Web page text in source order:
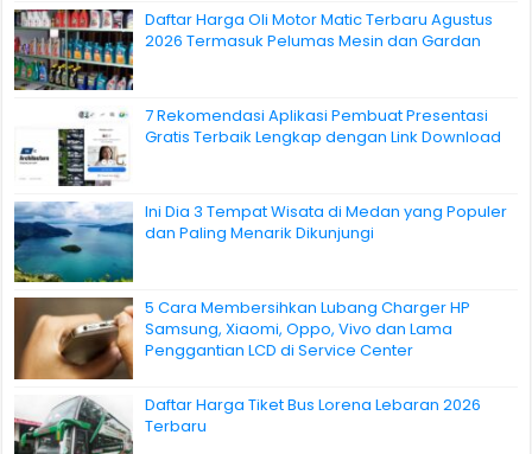
Daftar Harga Oli Motor Matic Terbaru Agustus
2026 Termasuk Pelumas Mesin dan Gardan
7 Rekomendasi Aplikasi Pembuat Presentasi
Gratis Terbaik Lengkap dengan Link Download
Ini Dia 3 Tempat Wisata di Medan yang Populer
dan Paling Menarik Dikunjungi
5 Cara Membersihkan Lubang Charger HP
Samsung, Xiaomi, Oppo, Vivo dan Lama
Penggantian LCD di Service Center
Daftar Harga Tiket Bus Lorena Lebaran 2026
Terbaru